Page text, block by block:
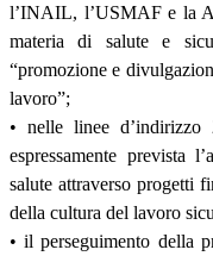
l’INAIL, l’USMAF e la
materia di salute e
“promozione e
lavoro”;
• nelle linee
espressamente prevista
salute attraverso progetti
della cultura del lavoro
• il perseguimento della